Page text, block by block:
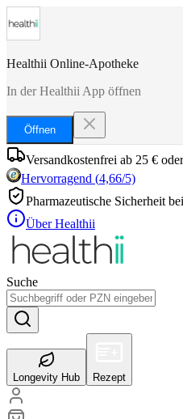
Healthii Online-Apotheke
In der Healthii App öffnen
Öffnen
Versandkostenfrei ab 25 €
Hervorragend (4,66/5)
Pharmazeutische Sicherheit
Über Healthii
Suche
Longevity Hub Rezept